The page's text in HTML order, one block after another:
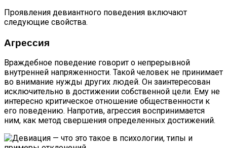
Проявления девиантного поведения включают
следующие свойства.
Агрессия
Враждебное поведение говорит о непрерывной
внутренней напряженности. Такой человек не принимает
во внимание нужды других людей. Он заинтересован
исключительно в достижении собственной цели. Ему не
интересно критическое отношение общественности к
его поведению. Напротив, агрессия воспринимается
ним, как метод свершения определенных достижений.